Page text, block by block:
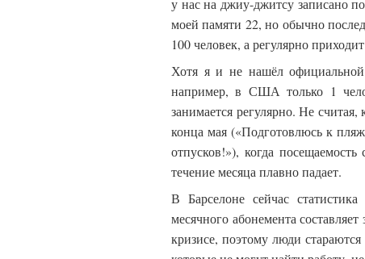
у нас на джиу-джитсу записано
моей памяти 22, но обычно
100 человек, а регулярно
Хотя я и не нашёл официальной
например, в США только 1
занимается регулярно. Не
конца мая («Подготовлюсь к
отпусков!»), когда
течение месяца плавно падает.
В Барселоне сейчас
месячного абонемента
кризисе, поэтому люди